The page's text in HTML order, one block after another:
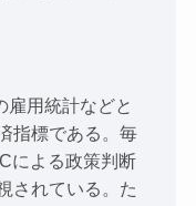
雇用統計などと
指標である。毎
による政策判断
されている。た